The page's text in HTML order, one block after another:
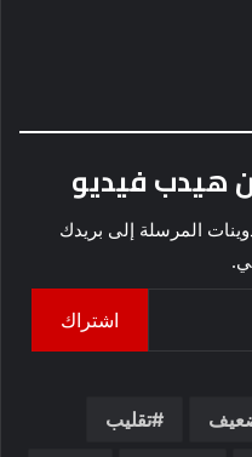
هيدب فيديو
المرسلة إلى بريدك
اشتراك
تقليب